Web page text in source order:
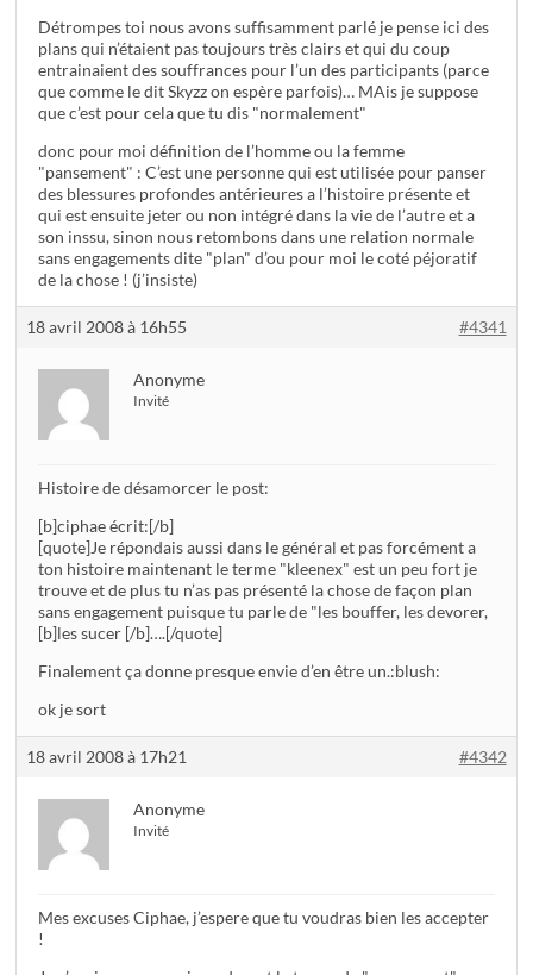
Détrompes toi nous avons suffisamment parlé je pense ici des
plans qui n’étaient pas toujours très clairs et qui du coup
entrainaient des souffrances pour l’un des participants (parce
que comme le dit Skyzz on espère parfois)… MAis je suppose
que c’est pour cela que tu dis "normalement"
donc pour moi définition de l’homme ou la femme
"pansement" : C’est une personne qui est utilisée pour panser
des blessures profondes antérieures a l’histoire présente et
qui est ensuite jeter ou non intégré dans la vie de l’autre et a
son inssu, sinon nous retombons dans une relation normale
sans engagements dite "plan" d’ou pour moi le coté péjoratif
de la chose ! (j’insiste)
18 avril 2008 à 16h55 #4341
Anonyme
Invité
Histoire de désamorcer le post:
[b]ciphae écrit:[/b]
[quote]Je répondais aussi dans le général et pas forcément a
ton histoire maintenant le terme "kleenex" est un peu fort je
trouve et de plus tu n’as pas présenté la chose de façon plan
sans engagement puisque tu parle de "les bouffer, les devorer,
[b]les sucer [/b]….[/quote]
Finalement ça donne presque envie d’en être un.:blush:
ok je sort
18 avril 2008 à 17h21 #4342
Anonyme
Invité
Mes excuses Ciphae, j’espere que tu voudras bien les accepter
!